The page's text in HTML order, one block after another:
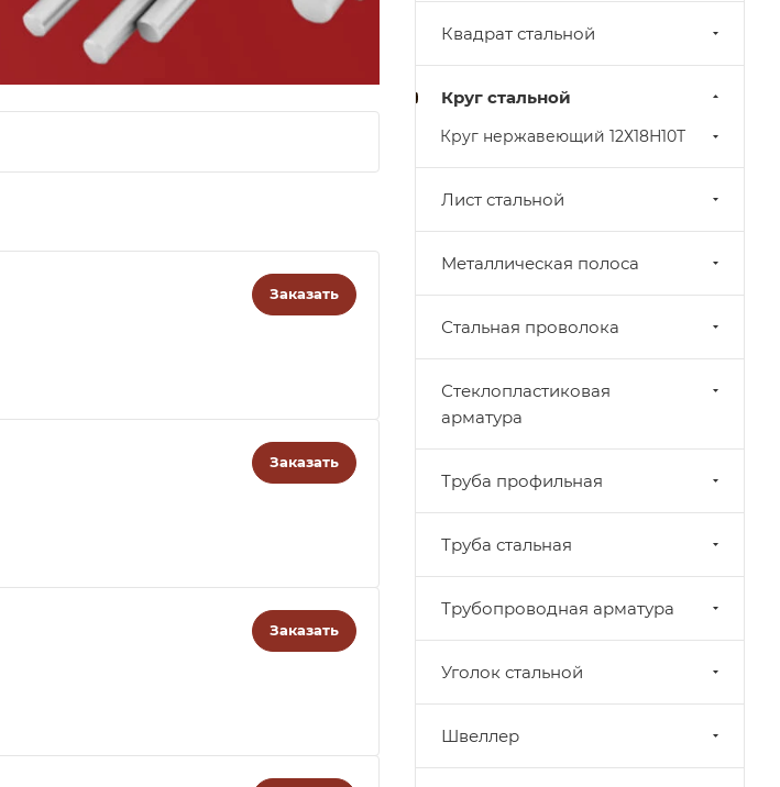
Заказать
Заказать
Заказать
Квадрат стальной
Круг стальной
Круг нержавеющий 12Х18Н10Т
Лист стальной
Металлическая полоса
Стальная проволока
Стеклопластиковая
арматура
Труба профильная
Труба стальная
Трубопроводная арматура
Уголок стальной
Швеллер